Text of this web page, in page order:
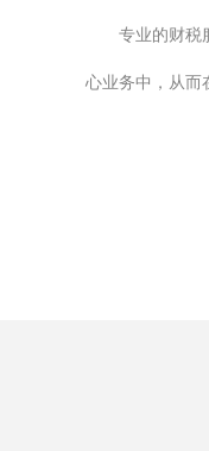
专业的财税
心业务中，从而